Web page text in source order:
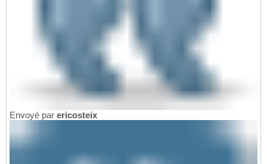
Envoyé par ericosteix